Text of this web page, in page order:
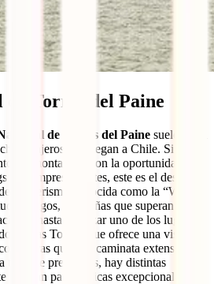
de Torres del Paine
de Torres del Paine suele ser el
viajeros que llegan a Chile. Si
montañoso con la oportunidad de
más impresionantes, este es el destino
senderismo conocida como la “W” te
lagos, montañas que superan los
hasta alcanzar uno de los lugares
de las Torres, que ofrece una vista
que una caminata extensa
ti, no te preocupes, hay distintas
brindan panorámicas excepcionales.